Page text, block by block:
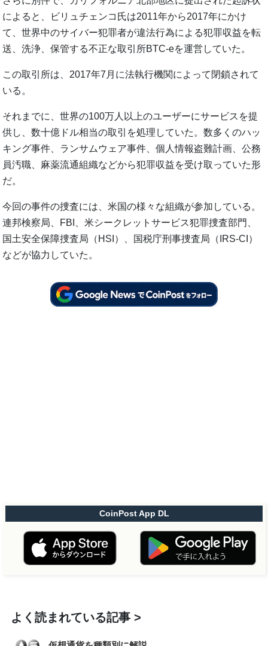
によると、ビリュチェンコ氏は2011年から2017年にかけ
て、世界中のサイバー犯罪者が違法行為による犯罪収益を転
送、洗浄、保管する不正な取引所BTC-eを運営していた。
この取引所は、2017年7月に法執行機関によって閉鎖されて
いる。
それまでに、世界の100万人以上のユーザーにサービスを提
供し、数十億ドル相当の取引を処理していた。数多くのハッ
キング事件、ランサムウェア事件、個人情報盗難計画、公務
員汚職、麻薬流通組織などから犯罪収益を受け取っていた形
だ。
今回の事件の捜査には、米国の様々な組織が参加している。
連邦検察局、FBI、米シークレットサービス犯罪捜査部門、
国土安全保障捜査局（HSI）、国税庁刑事捜査局（IRS-CI）
などが協力していた。
CoinPost App DL
よく読まれている記事